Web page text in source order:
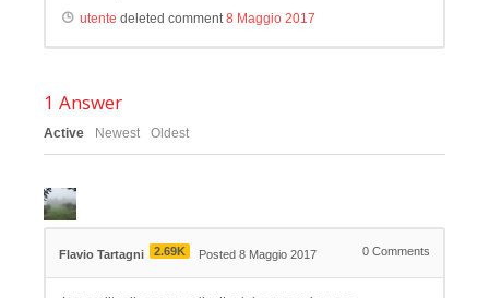
utente deleted comment8 Maggio 2017
1 Answer
Active Newest Oldest
Flavio Tartagni 2.69K Posted 8 Maggio 2017 0 Comments